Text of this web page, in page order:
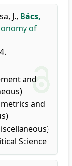
J., Bács,
of
and
and
Science